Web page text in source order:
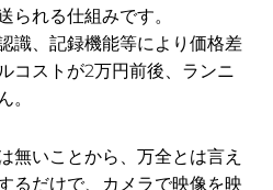
られる仕組みです。
識、記録機能等により価格差
コストが2万円前後、ランニ
。
無いことから、万全とは言え
るだけで、カメラで映像を映